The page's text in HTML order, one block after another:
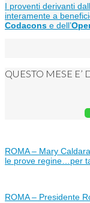
I proventi derivanti
interamente a
Codacons e dell’
QUESTO MESE E’
ROMA – Mary
le prove regine…per
ROMA – Presidente